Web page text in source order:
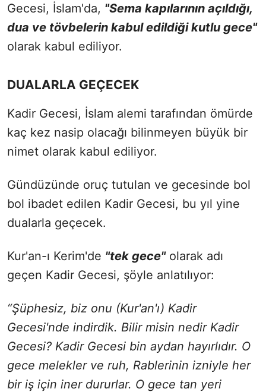
Gecesi, İslam'da, "Sema kapılarının açıldığı,
dua ve tövbelerin kabul edildiği kutlu gece"
olarak kabul ediliyor.
DUALARLA GEÇECEK
Kadir Gecesi, İslam alemi tarafından ömürde
kaç kez nasip olacağı bilinmeyen büyük bir
nimet olarak kabul ediliyor.
Gündüzünde oruç tutulan ve gecesinde bol
bol ibadet edilen Kadir Gecesi, bu yıl yine
dualarla geçecek.
Kur'an-ı Kerim'de "tek gece"olarak adı
geçen Kadir Gecesi, şöyle anlatılıyor:
“Şüphesiz, biz onu (Kur'an'ı) Kadir
Gecesi'nde indirdik. Bilir misin nedir Kadir
Gecesi? Kadir Gecesi bin aydan hayırlıdır. O
gece melekler ve ruh, Rablerinin izniyle her
bir iş için iner dururlar. O gece tan yeri